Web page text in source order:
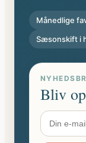
Månedlige
Sæsonskift i
Bliv